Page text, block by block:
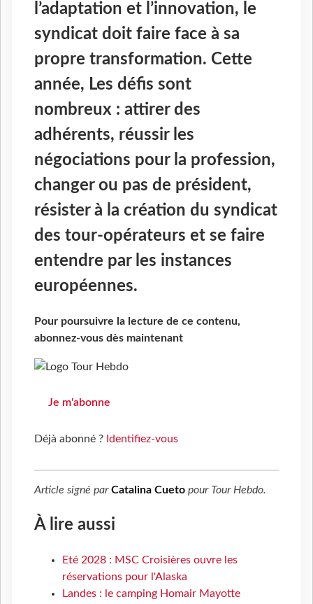
l’adaptation et l’innovation, le
syndicat doit faire face à sa
propre transformation. Cette
année, Les défis sont
nombreux : attirer des
adhérents, réussir les
négociations pour la profession,
changer ou pas de président,
résister à la création du syndicat
des tour-opérateurs et se faire
entendre par les instances
européennes.
Pour poursuivre la lecture de ce contenu,
abonnez-vous dès maintenant
Je m'abonne
Déjà abonné ? Identifiez-vous
Article signé parCatalina Cueto pour Tour Hebdo.
À lire aussi
Eté 2028 : MSC Croisières ouvre les
réservations pour l'Alaska
Landes : le camping Homair Mayotte